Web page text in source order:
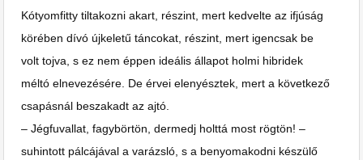
Kótyomfitty tiltakozni akart, részint, mert kedvelte az ifjúság
körében dívó újkeletű táncokat, részint, mert igencsak be
volt tojva, s ez nem éppen ideális állapot holmi hibridek
méltó elnevezésére. De érvei elenyésztek, mert a következő
csapásnál beszakadt az ajtó.
– Jégfuvallat, fagybörtön, dermedj holttá most rögtön! –
suhintott pálcájával a varázsló, s a benyomakodni készülő